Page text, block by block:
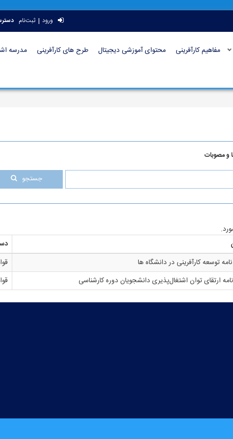
ورود | ثبت‌نام
مفاهیم کارآفرینی محتوای آموزشی دیجیتال طرح های کارآفرینی مدرسه
و مصوبات
جستجو
توسعه کارآفرینی در دانشگاه ها
ارتقای توان اشتغال‌پذیری دانشجویان دوره کارشناسی